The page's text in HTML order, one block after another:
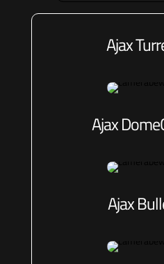
Ajax
Ajax
Ajax